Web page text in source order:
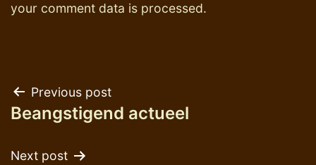
your comment data is processed.
Post
navigation
Previous post
Beangstigend actueel
Next post